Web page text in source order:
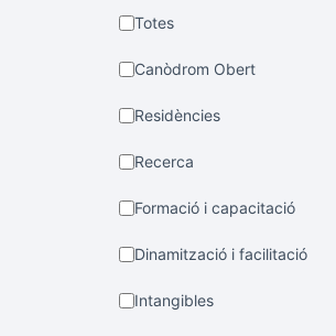
Totes
Canòdrom Obert
Residències
Recerca
Formació i capacitació
Dinamització i facilitació
Intangibles